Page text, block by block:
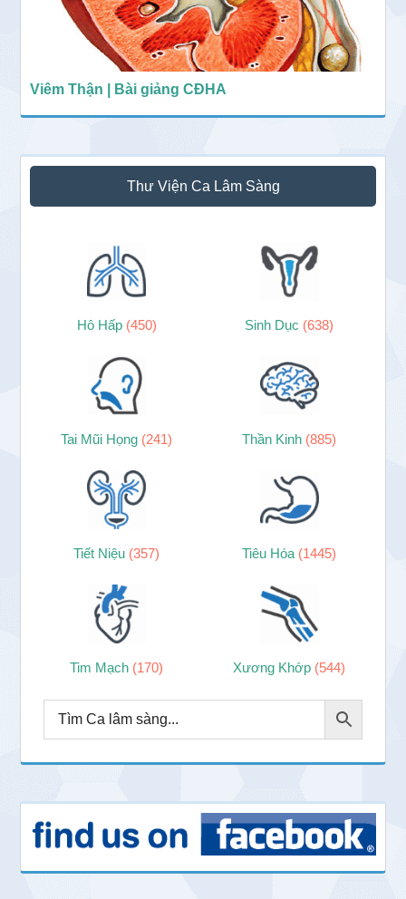
Viêm Thận | Bài giảng CĐHA
Thư Viện Ca Lâm Sàng
Hô Hấp (450) Sinh Dục (638)
Tai Mũi Họng (241) Thần Kinh (885)
Tiết Niệu (357) Tiêu Hóa (1445)
Tim Mạch (170) Xương Khớp (544)